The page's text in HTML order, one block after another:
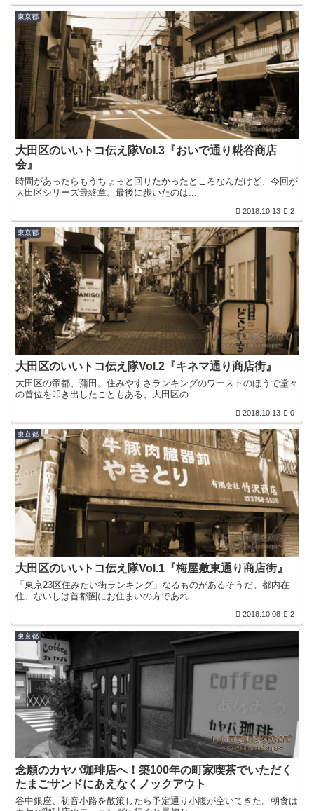
東京都
大田区のいいトコ伝え隊Vol.3『おいで通り糀谷商店
会』
時間があったらもうちょっと回りたかったところなんだけど、今回が
大田区シリーズ最終章。最後に歩いたのは...
2018.10.13 2
東京都
大田区のいいトコ伝え隊Vol.2『キネマ通り商店街』
大田区の帝都、蒲田。住みやすさランキングのワーストのほうで堂々
の首位を叩き出したこともある、大田区の...
2018.10.13 0
東京都
大田区のいいトコ伝え隊Vol.1『梅屋敷東通り商店街』
「東京23区住みたい街ランキング」なるものがあるそうだ。都内在
住、ないしは首都圏にお住まいの方であれ...
2018.10.08 2
東京都
念願のカヤバ珈琲店へ！築100年の町家喫茶でいただく
たまごサンドにあえなくノックアウト
谷中銀座、初音小路を散策したら予定通り小腹が空いてきた。朝食は